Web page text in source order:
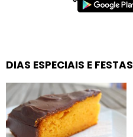
DIAS ESPECIAIS E FESTAS